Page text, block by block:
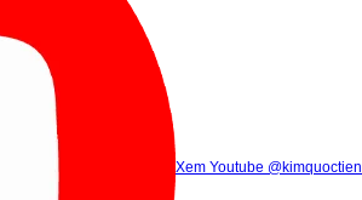
Xem Tik Tok
Gọi điện (8h00 - 21h30)
Xem Youtube @kimquoctien